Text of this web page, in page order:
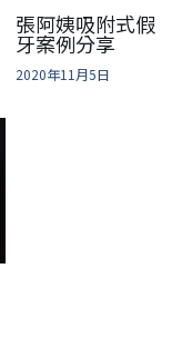
張阿姨吸附式假
牙案例分享
2020年11月5日